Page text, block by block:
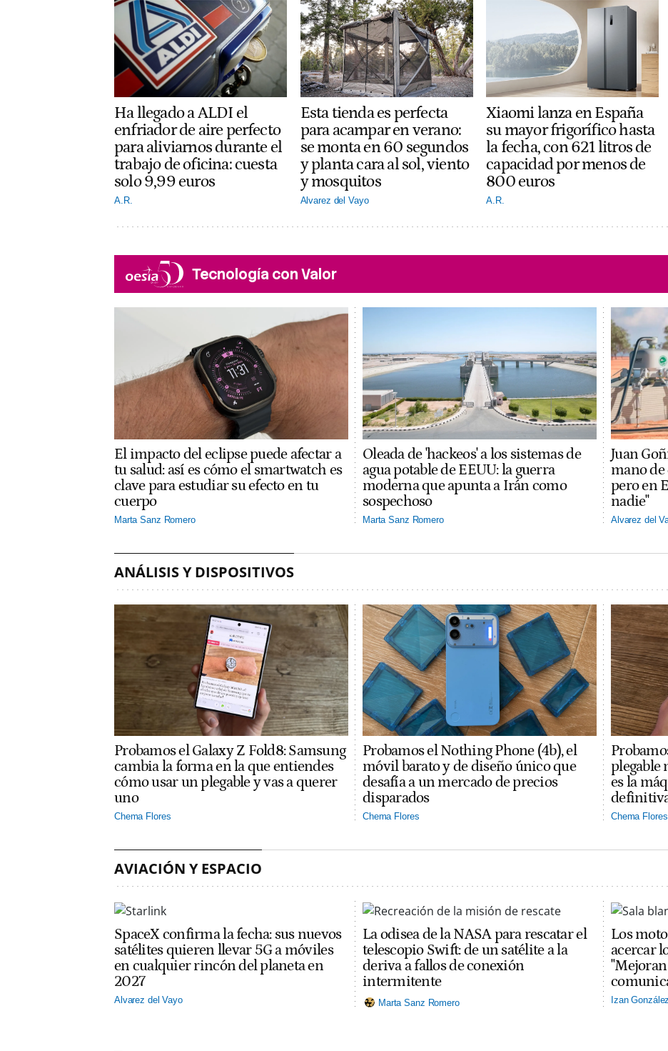
Ha llegado a ALDI el
enfriador de aire perfecto
para aliviarnos durante el
trabajo de oficina: cuesta
solo 9,99 euros
A.R.
Esta tienda es perfecta
para acampar en verano:
se monta en 60 segundos
y planta cara al sol, viento
y mosquitos
Alvarez del Vayo
Xiaomi lanza en España
su mayor frigorífico hasta
la fecha, con 621 litros de
capacidad por menos de
800 euros
A.R.
Tecnología con Valor
El impacto del eclipse puede afectar a
tu salud: así es cómo el smartwatch es
clave para estudiar su efecto en tu
cuerpo
Marta Sanz Romero
Oleada de 'hackeos' a los sistemas de
agua potable de EEUU: la guerra
moderna que apunta a Irán como
sospechoso
Marta Sanz Romero
Juan
mano de
pero en
nadie"
Alvarez del
ANÁLISIS Y DISPOSITIVOS
Probamos el Galaxy Z Fold8: Samsung
cambia la forma en la que entiendes
cómo usar un plegable y vas a querer
uno
Chema Flores
Probamos el Nothing Phone (4b), el
móvil barato y de diseño único que
desafía a un mercado de precios
disparados
Chema Flores
plegable
es la
Chema Flores
AVIACIÓN Y ESPACIO
SpaceX confirma la fecha: sus nuevos
satélites quieren llevar 5G a móviles
en cualquier rincón del planeta en
2027
Alvarez del Vayo
La odisea de la NASA para rescatar el
telescopio Swift: de un satélite a la
deriva a fallos de conexión
intermitente
Marta Sanz Romero
Los
acercar
Izan González